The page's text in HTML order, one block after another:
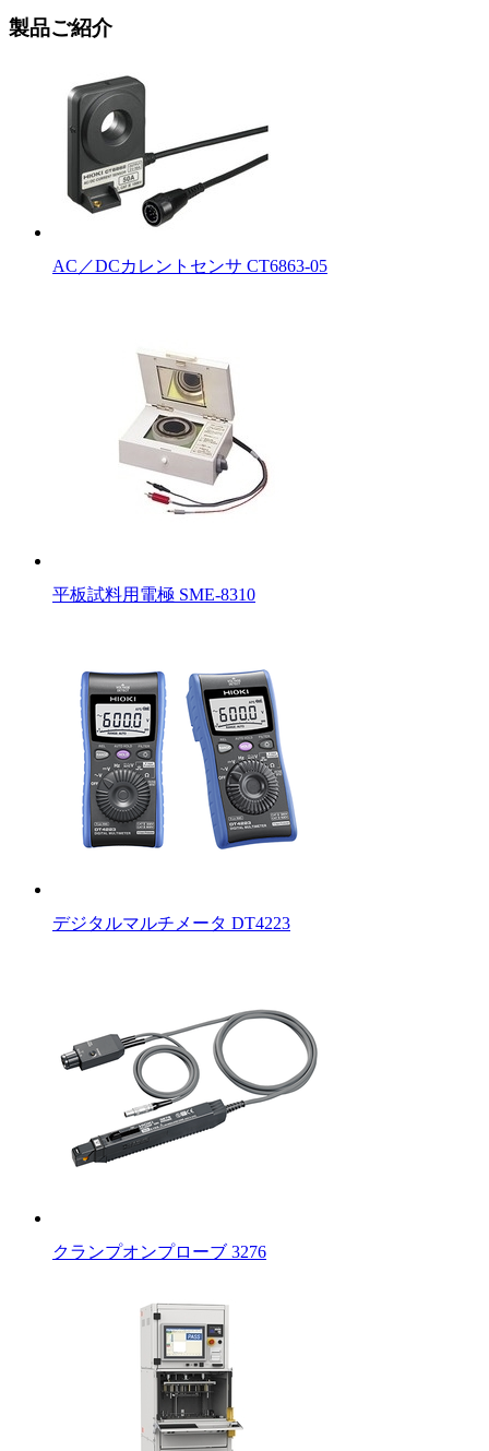
製品ご紹介
AC／DCカレントセンサ CT6863-05
平板試料用電極 SME-8310
デジタルマルチメータ DT4223
クランプオンプローブ 3276